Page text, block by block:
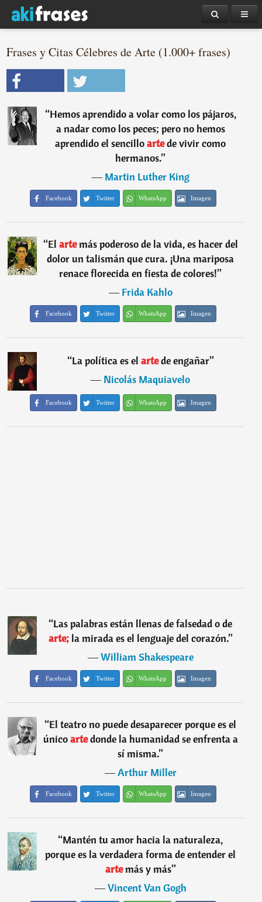
Frases y Citas Célebres de Arte (1.000+ frases)
“Hemos aprendido a volar como los pájaros,
a nadar como los peces; pero no hemos
aprendido el sencilloartede vivir como
hermanos.”
―Martin Luther King
Facebook Twitter WhatsApp Imagen
“El artemás poderoso de la vida, es hacer del
dolor un talismán que cura. ¡Una mariposa
renace florecida en fiesta de colores!”
―Frida Kahlo
Facebook Twitter WhatsApp Imagen
“La política es el artede engañar”
―Nicolás Maquiavelo
Facebook Twitter WhatsApp Imagen
“Las palabras están llenas de falsedad o de
arte;la mirada es el lenguaje del corazón.”
―William Shakespeare
Facebook Twitter WhatsApp Imagen
“El teatro no puede desaparecer porque es el
únicoartedonde la humanidad se enfrenta a
sí misma.”
―Arthur Miller
Facebook Twitter WhatsApp Imagen
“Mantén tu amor hacia la naturaleza,
porque es la verdadera forma de entender el
artemás y más”
―Vincent Van Gogh